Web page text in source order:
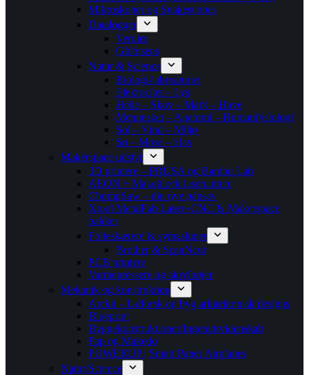
Mikroskoper og Snakescopes
Datalogger
Vernier
Globisens
Natur & Science
Biologi-laboratoriet
Elektricitet – Lys
Hede – Skov – Mark – Have
Mennesket – Anatomi – Humanfysiologi
Sol – Vind – Miljø
Sø – Mose – Hav
Makerspace udstyr
3D printere – PRUSA og Bambu Lab
AEON + Makeblock lasercuttere
ChompSaw – din nye papsav
Xtool MetalFab Laser+CNC & Makerspace
pakker
Folieskærere & symaskiner
Brother & ScanNcut
PCB printere
Varmepressere og akrylbøjer
Mekanik og konstruktion
Arckit – Udforsk og byg arkitektonisk designs
Blueprint
Byggekonstruktioner/Ingeniørvidenskab
Pap og Makedo
POWERUP | Smart Paper Airplanes
Natur/Science